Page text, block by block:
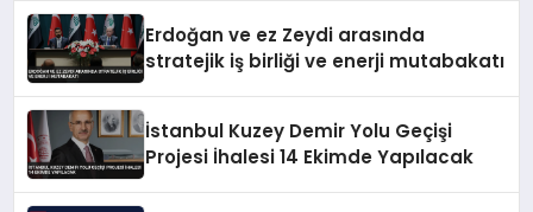
Erdoğan ve ez Zeydi arasında
stratejik iş birliği ve enerji mutabakatı
İstanbul Kuzey Demir Yolu Geçişi
Projesi İhalesi 14 Ekimde Yapılacak